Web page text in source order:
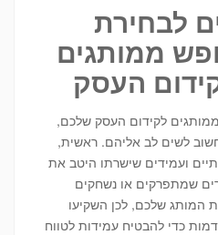
לבחירת
ממותגים
העסק
לקידום העסק שלכם,
לשים לב אליהם. ראשית,
ועמידים שישרתו היטב את
שמתפרקים או נשחקים
המותג שלכם, לכן השקיעו
כדי להבטיח עמידות לטווח